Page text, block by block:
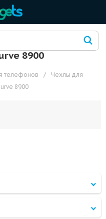
8900
телефонов /
Чехлы для
8900